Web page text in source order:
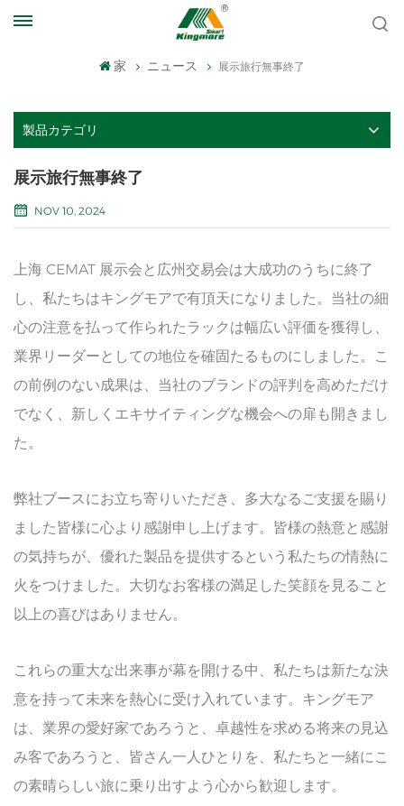
家 ニュース 展示旅行無事終了
製品カテゴリ
展示旅行無事終了
NOV 10, 2024
上海 CEMAT 展示会と広州交易会は大成功のうちに終了
し、私たちはキングモアで有頂天になりました。当社の細
心の注意を払って作られたラックは幅広い評価を獲得し、
業界リーダーとしての地位を確固たるものにしました。こ
の前例のない成果は、当社のブランドの評判を高めただけ
でなく、新しくエキサイティングな機会への扉も開きまし
た。
弊社ブースにお立ち寄りいただき、多大なるご支援を賜り
ました皆様に心より感謝申し上げます。皆様の熱意と感謝
の気持ちが、優れた製品を提供するという私たちの情熱に
火をつけました。大切なお客様の満足した笑顔を見ること
以上の喜びはありません。
これらの重大な出来事が幕を開ける中、私たちは新たな決
意を持って未来を熱心に受け入れています。キングモア
は、業界の愛好家であろうと、卓越性を求める将来の見込
み客であろうと、皆さん一人ひとりを、私たちと一緒にこ
の素晴らしい旅に乗り出すよう心から歓迎します。